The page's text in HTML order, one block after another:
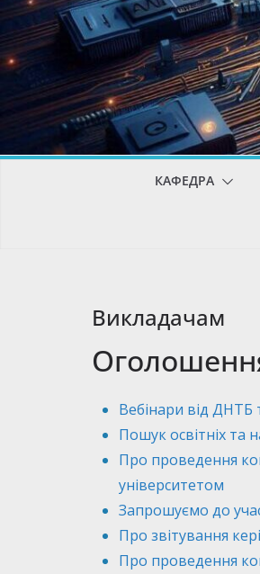
КАФЕДРА
Викладачам
Вебінари від ДНТБ
Пошук освітніх та
Про проведення
університетом
Запрошуємо до
Про звітування
Про проведення